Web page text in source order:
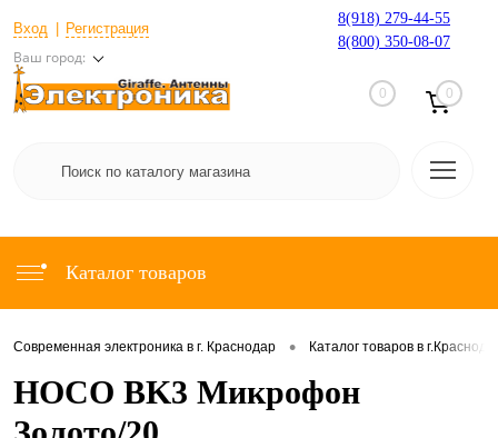
Вход Регистрация
Ваш город:
8(918) 279-44-55
8(800) 350-08-07
0 0
Каталог товаров
Современная электроника в г. Краснодар • Каталог товаров в
HOCO BK3 Микрофон